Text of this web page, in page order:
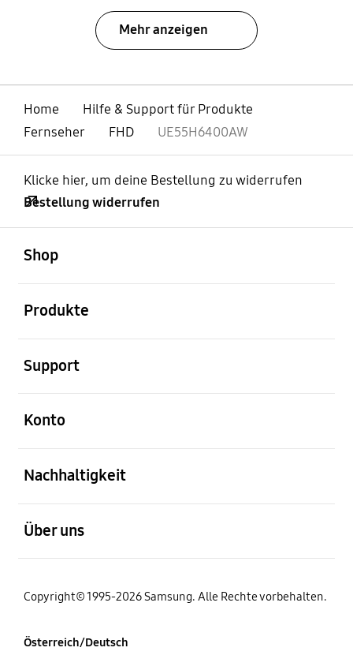
Mehr anzeigen
Home
Hilfe & Support für Produkte
Fernseher
FHD UE55H6400AW
Klicke hier, um deine Bestellung zu widerrufen
Bestellung widerrufen
Shop
Produkte
Support
Konto
Nachhaltigkeit
Über uns
Copyright© 1995-2026 Samsung. Alle Rechte vorbehalten.
Österreich/Deutsch